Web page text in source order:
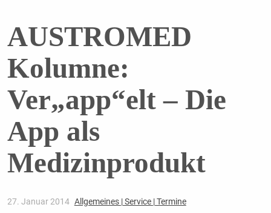
AUSTROMED
Kolumne:
Ver„app“elt – Die
App als
Medizinprodukt
27. Januar 2014 Allgemeines | Service | Termine